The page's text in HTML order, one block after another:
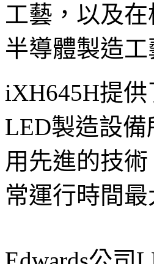
工藝，以及
半導體製造工
iXH645H提
LED製造設
用先進的技
常運行時間